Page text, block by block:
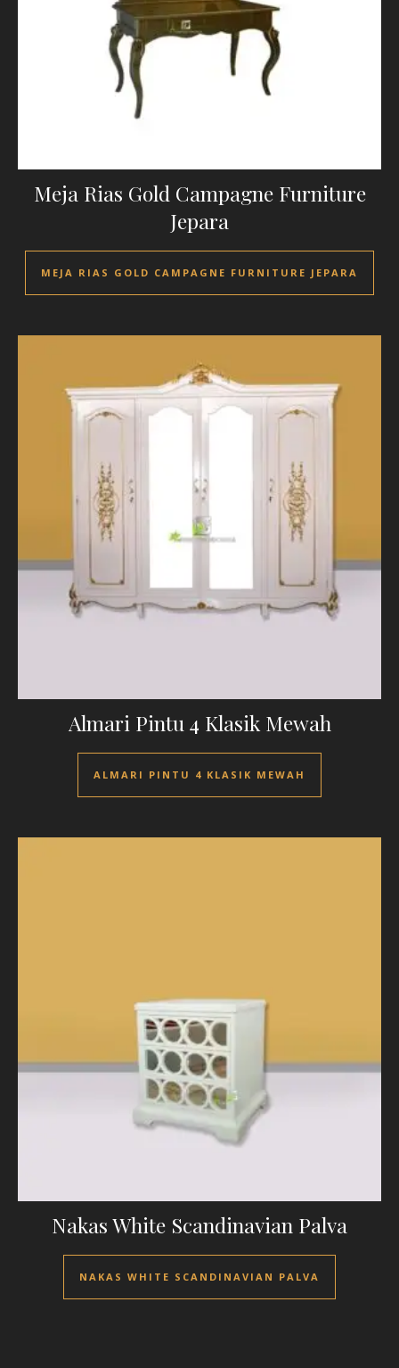
Meja Rias Gold Campagne Furniture
Jepara
MEJA RIAS GOLD CAMPAGNE FURNITURE JEPARA
Almari Pintu 4 Klasik Mewah
ALMARI PINTU 4 KLASIK MEWAH
Nakas White Scandinavian Palva
NAKAS WHITE SCANDINAVIAN PALVA